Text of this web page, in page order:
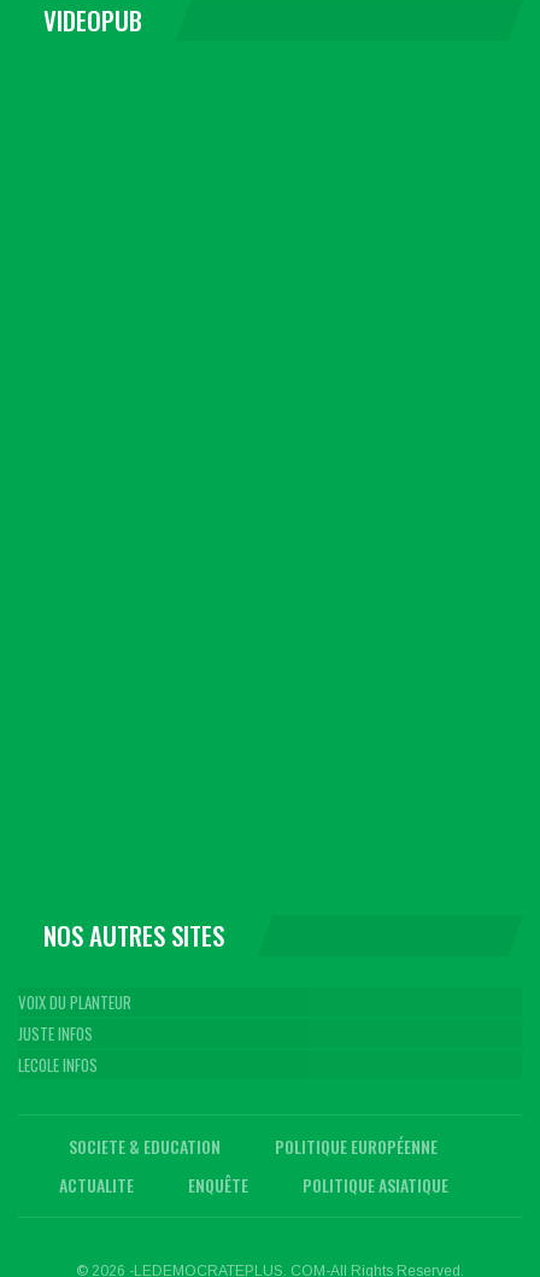
VIDEOPUB
NOS AUTRES SITES
VOIX DU PLANTEUR
JUSTE INFOS
LECOLE INFOS
SOCIETE & EDUCATION
POLITIQUE EUROPÉENNE
ACTUALITE
ENQUÊTE POLITIQUE ASIATIQUE
© 2026 -LEDEMOCRATEPLUS. COM-All Rights Reserved.